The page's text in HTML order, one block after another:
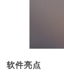
软件亮点